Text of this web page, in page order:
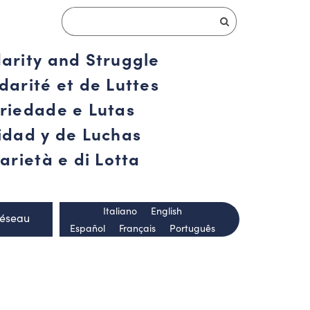
and Struggle
et de Luttes
e Lutas
y de Luchas
e di Lotta
Español Français Português
Italiano English